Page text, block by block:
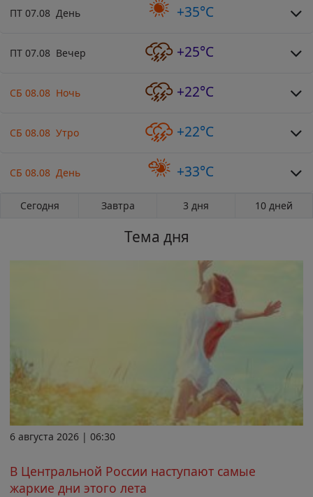
ПТ 07.08 День +35°C
ПТ 07.08 Вечер +25°C
СБ 08.08 Ночь +22°C
СБ 08.08 Утро +22°C
СБ 08.08 День +33°C
Сегодня Завтра 3 дня 10 дней
Тема дня
6 августа 2026 | 06:30
В Центральной России наступают самые
жаркие дни этого лета